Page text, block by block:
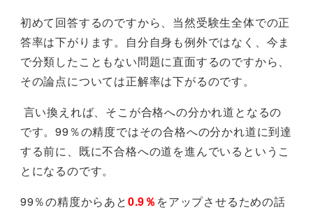
初めて回答するのですから、当然受験生全体での正
答率は下がります。自分自身も例外ではなく、今ま
で分類したこともない問題に直面するのですから、
その論点については正解率は下がるのです。
言い換えれば、そこが合格への分かれ道となるの
です。99％の精度ではその合格への分かれ道に到達
する前に、既に不合格への道を進んでいるというこ
とになるのです。
99％の精度からあと0.9％ をアップさせるための話